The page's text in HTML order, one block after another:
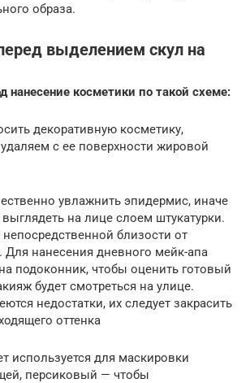
образа.
выделением скул на
нанесение косметики по такой схеме:
декоративную косметику,
с ее поверхности жировой
увлажнить эпидермис, иначе
выглядеть на лице слоем штукатурки.
близости от
Для нанесения дневного мейк-апа
подоконник, чтобы оценить готовый
будет смотреться на улице.
недостатки, их следует закрасить
оттенка
используется для маскировки
персиковый — чтобы